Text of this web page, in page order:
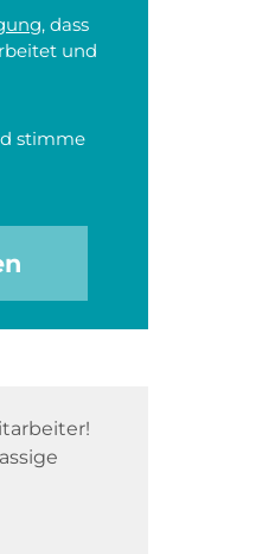
, dass
und
stimme